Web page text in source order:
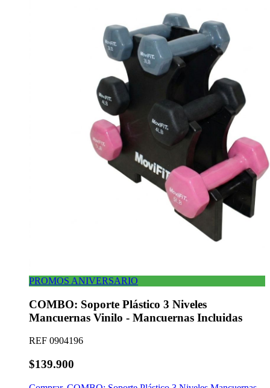
PROMOS ANIVERSARIO
COMBO: Soporte Plástico 3 Niveles
Mancuernas Vinilo - Mancuernas Incluidas
REF 0904196
$139.900